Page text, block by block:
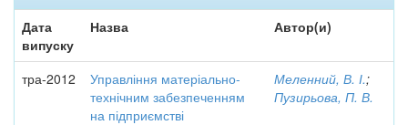
Дата
випуску
Назва Автор(и)
тра-2012
Управління матеріально-
технічним забезпеченням
на підприємстві
Меленний, В. І.;
Пузирьова, П. В.